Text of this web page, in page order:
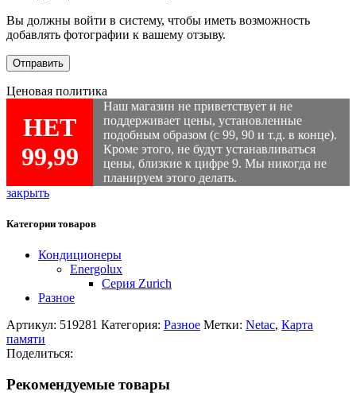
Вы должны войти в систему, чтобы иметь возможность
добавлять фотографии к вашему отзыву.
Ценовая политика
НЕТ
99,99
Наш магазин не приветствует и не
поддерживает цены, установленные
подобным образом (с 99, 90 и т.д. в конце).
Кроме этого, не будут устанавливаться
цены, близкие к цифре 9. Мы никогда не
планируем этого делать.
закрыть
Категории товаров
Кондиционеры
Energolux
Серия Zurich
Разное
Артикул: 519281 Категория: Разное Метки: Netac, Карта
памяти
Поделиться:
Рекомендуемые товары